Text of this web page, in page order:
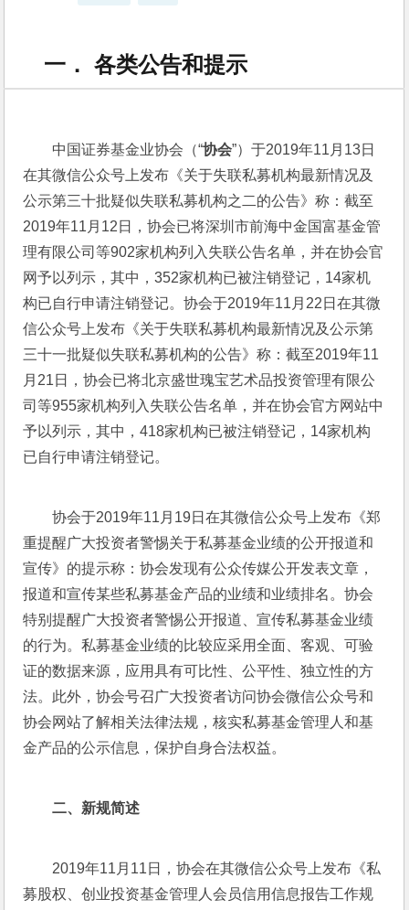
一． 各类公告和提示
中国证券基金业协会（“协会”）于2019年11月13日
在其微信公众号上发布《关于失联私募机构最新情况及
公示第三十批疑似失联私募机构之二的公告》称：截至
2019年11月12日，协会已将深圳市前海中金国富基金管
理有限公司等902家机构列入失联公告名单，并在协会官
网予以列示，其中，352家机构已被注销登记，14家机
构已自行申请注销登记。协会于2019年11月22日在其微
信公众号上发布《关于失联私募机构最新情况及公示第
三十一批疑似失联私募机构的公告》称：截至2019年11
月21日，协会已将北京盛世瑰宝艺术品投资管理有限公
司等955家机构列入失联公告名单，并在协会官方网站中
予以列示，其中，418家机构已被注销登记，14家机构
已自行申请注销登记。
协会于2019年11月19日在其微信公众号上发布《郑
重提醒广大投资者警惕关于私募基金业绩的公开报道和
宣传》的提示称：协会发现有公众传媒公开发表文章，
报道和宣传某些私募基金产品的业绩和业绩排名。协会
特别提醒广大投资者警惕公开报道、宣传私募基金业绩
的行为。私募基金业绩的比较应采用全面、客观、可验
证的数据来源，应用具有可比性、公平性、独立性的方
法。此外，协会号召广大投资者访问协会微信公众号和
协会网站了解相关法律法规，核实私募基金管理人和基
金产品的公示信息，保护自身合法权益。
二、 新规简述
2019年11月11日，协会在其微信公众号上发布《私
募股权、创业投资基金管理人会员信用信息报告工作规